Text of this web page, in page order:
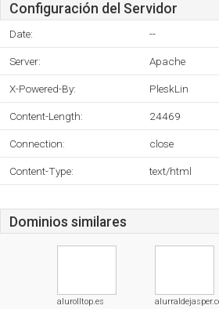
Configuración del Servidor
Date: --
Server: Apache
X-Powered-By: PleskLin
Content-Length: 24469
Connection: close
Content-Type: text/html
Dominios similares
alurolltop.es